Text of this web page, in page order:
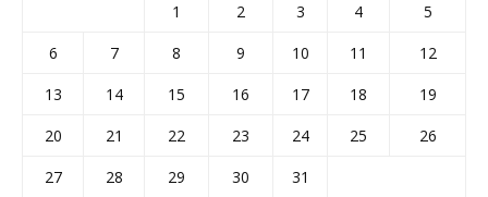
1 2 3 4
5
6
7 8 9 10 11
12
13
14 15 16 17 18
19
20
21 22 23 24 25
26
27
28 29 30
31